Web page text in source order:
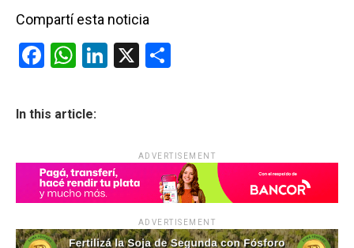
Compartí esta noticia
F
ce
o
o
k
W
at
A
p
p
Li
n
X
ar
tir
In this article:
ADVERTISEMENT
ADVERTISEMENT